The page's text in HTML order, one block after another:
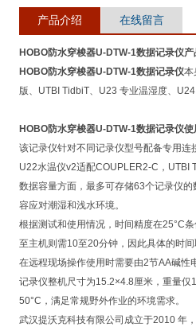
产品介绍 在线留言
HOBO防水穿梭器U-DTW-1数据记录仪产
HOBO防水穿梭器U-DTW-1数据记录仪本
版、UTBI TidbiT、U23 专业温湿度、
HOBO防水穿梭器U-DTW-1数据记录仪使
该记录仪针对不同记录仪型号配备专用
U22水温仪v2适配COUPLER2-C，UTBI
数据容量方面，最多可存储63个记录仪
容应对潮湿和浅水环境。
根据测试和使用情况，时间精度在25°C
至主机则需10至20分钟，因此具体的时
在远程现场操作使用时需要由2节AA碱
记录仪整机尺寸为15.2×4.8厘米，重量仅
50°C，满足常规野外作业的环境需求。
武汉提沃克科技有限公司成立于2010 年